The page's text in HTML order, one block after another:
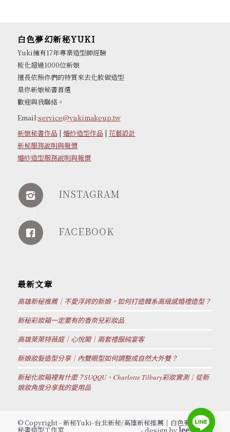
白色夢幻新秘YUKI
Yuki擁有17年專業造型師經驗
梳化超過1000位新娘
擅長依照你們的特質來去化妝做造型
是你新娘秘書首選
歡迎與我聯絡。
Email:service@yukimakeup.tw
新娘秘書作品| 婚紗造型作品| 花藝設計
新秘服務說明與報價
婚紗造型服務說明與報價
INSTAGRAM
FACEBOOK
最新文章
高雄新秘推薦｜不愛浮誇的新娘，如何打造韓系高級感婚禮造型？
新秘彩妝箱一定要有的香奈兒彩妝品
高雄萊萊特薇庭｜心悅閣｜兩套禮服純宴客
新娘妝髮造型分享｜內雙眼型如何調整成自然大外雙？
新秘化妝箱裡有什麼？SUQQU、Charlotte Tilbury彩妝實測｜從新
娘妝角度分享我的愛用品
© Copyright - 新秘Yuki-台北新秘/高雄新秘推薦│白色夢幻新娘
秘書造型工作室